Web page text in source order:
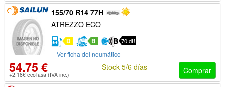
155/70 R14 77H
ATREZZO ECO
D B 70 dB
Ver ficha del neumático
54.75 €
+2.18€ ecoTasa (IVA inc.) Comprar
Stock 5/6 días